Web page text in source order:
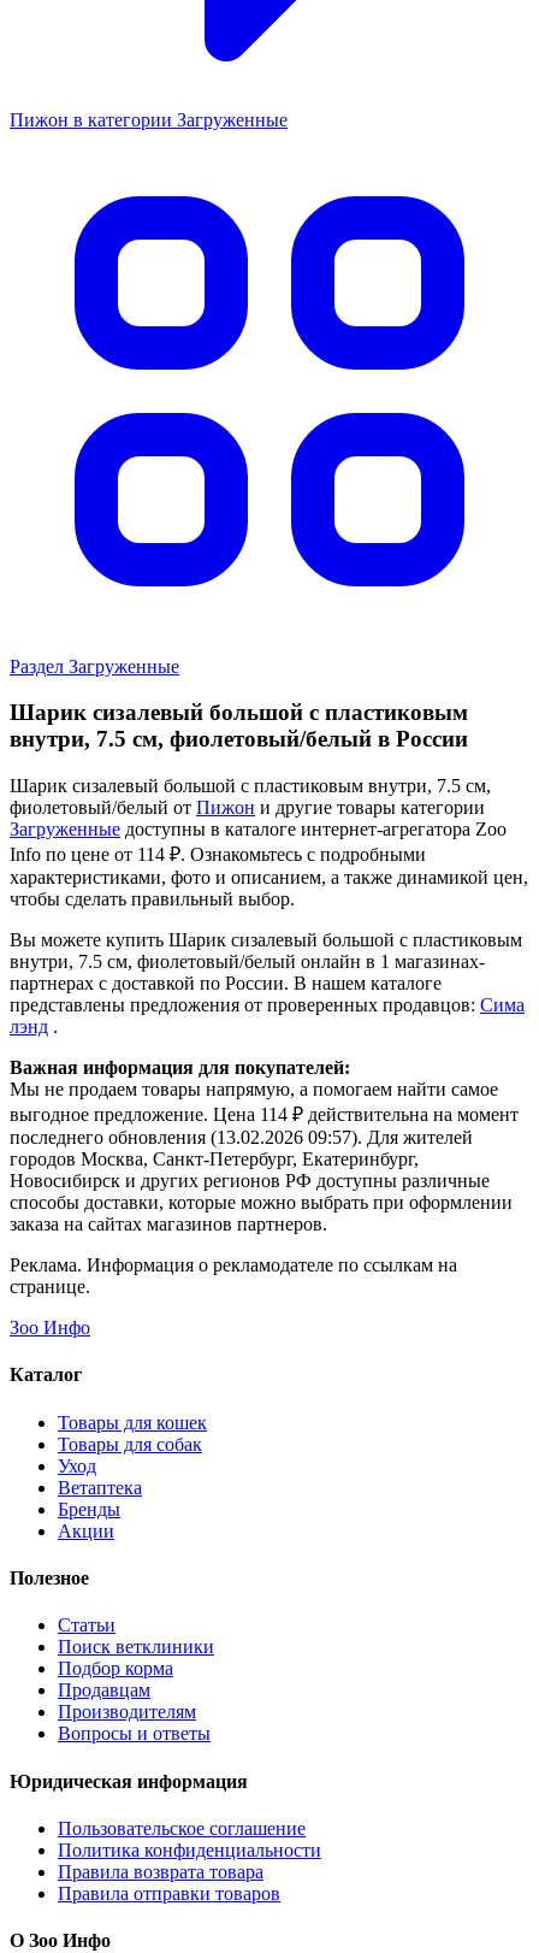
Пижон в категории Загруженные
Раздел Загруженные
Шарик сизалевый большой с пластиковым
внутри, 7.5 см, фиолетовый/белый в России
Шарик сизалевый большой с пластиковым внутри, 7.5 см,
фиолетовый/белый от Пижон и другие товары категории
Загруженные доступны в каталоге интернет-агрегатора Zoo
Info по цене от 114 ₽. Ознакомьтесь с подробными
характеристиками, фото и описанием, а также динамикой цен,
чтобы сделать правильный выбор.
Вы можете купить Шарик сизалевый большой с пластиковым
внутри, 7.5 см, фиолетовый/белый онлайн в 1 магазинах-
партнерах с доставкой по России. В нашем каталоге
представлены предложения от проверенных продавцов: Сима
лэнд .
Важная информация для покупателей:
Мы не продаем товары напрямую, а помогаем найти самое
выгодное предложение. Цена 114 ₽ действительна на момент
последнего обновления (13.02.2026 09:57). Для жителей
городов Москва, Санкт-Петербург, Екатеринбург,
Новосибирск и других регионов РФ доступны различные
способы доставки, которые можно выбрать при оформлении
заказа на сайтах магазинов партнеров.
Реклама. Информация о рекламодателе по ссылкам на
странице.
Зоо Инфо
Каталог
Товары для кошек
Товары для собак
Уход
Ветаптека
Бренды
Акции
Полезное
Статьи
Поиск ветклиники
Подбор корма
Продавцам
Производителям
Вопросы и ответы
Юридическая информация
Пользовательское соглашение
Политика конфиденциальности
Правила возврата товара
Правила отправки товаров
О Зоо Инфо